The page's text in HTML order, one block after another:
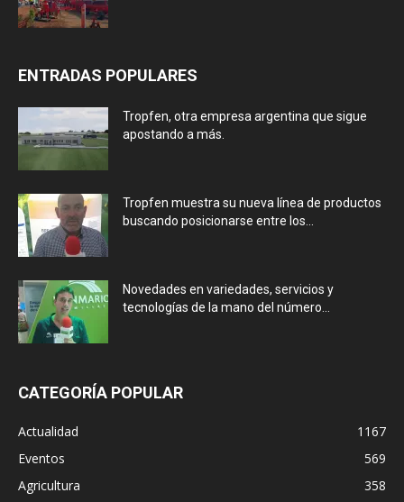
ENTRADAS POPULARES
Tropfen, otra empresa argentina que sigue
apostando a más.
Tropfen muestra su nueva línea de productos
buscando posicionarse entre los...
Novedades en variedades, servicios y
tecnologías de la mano del número...
CATEGORÍA POPULAR
Actualidad
1167
Eventos
569
Agricultura
358